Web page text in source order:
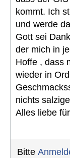
kommt. Ich
und werde
Gott sei
der mich in
Hoffe , dass
wieder in
nichts
Alles liebe
Bitte